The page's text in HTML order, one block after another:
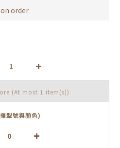
on order
(At most 1 item(s))
型號與顏色)